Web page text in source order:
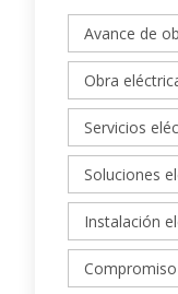
Avance de
Obra
Servicios
Soluciones
Instalación